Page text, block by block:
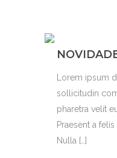
Lorem ipsum
sollicitudin
pharetra velit
Praesent a
Nulla […]